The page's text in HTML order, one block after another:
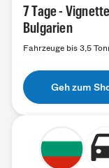
7 Tage - Vignette
Bulgarien
Fahrzeuge bis 3,5
Geh zum